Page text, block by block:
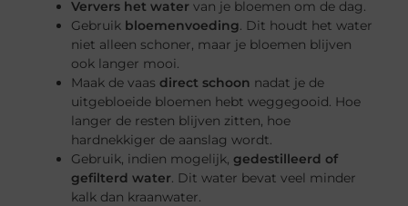
Ververs het water van je bloemen om de dag.
Gebruik bloemenvoeding. Dit houdt het water
niet alleen schoner, maar je bloemen blijven
ook langer mooi.
Maak de vaas direct schoon nadat je de
uitgebloeide bloemen hebt weggegooid. Hoe
langer de resten blijven zitten, hoe
hardnekkiger de aanslag wordt.
Gebruik, indien mogelijk, gedestilleerd of
gefilterd water. Dit water bevat veel minder
kalk dan kraanwater.